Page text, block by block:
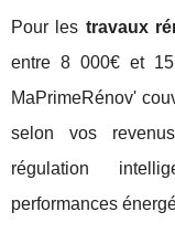
Pour les travaux
entre 8 000€ et
MaPrimeRénov'
selon vos
régulation
performances